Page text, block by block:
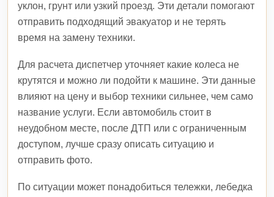
уклон, грунт или узкий проезд. Эти детали помогают
отправить подходящий эвакуатор и не терять
время на замену техники.
Для расчета диспетчер уточняет какие колеса не
крутятся и можно ли подойти к машине. Эти данные
влияют на цену и выбор техники сильнее, чем само
название услуги. Если автомобиль стоит в
неудобном месте, после ДТП или с ограниченным
доступом, лучше сразу описать ситуацию и
отправить фото.
По ситуации может понадобиться тележки, лебедка